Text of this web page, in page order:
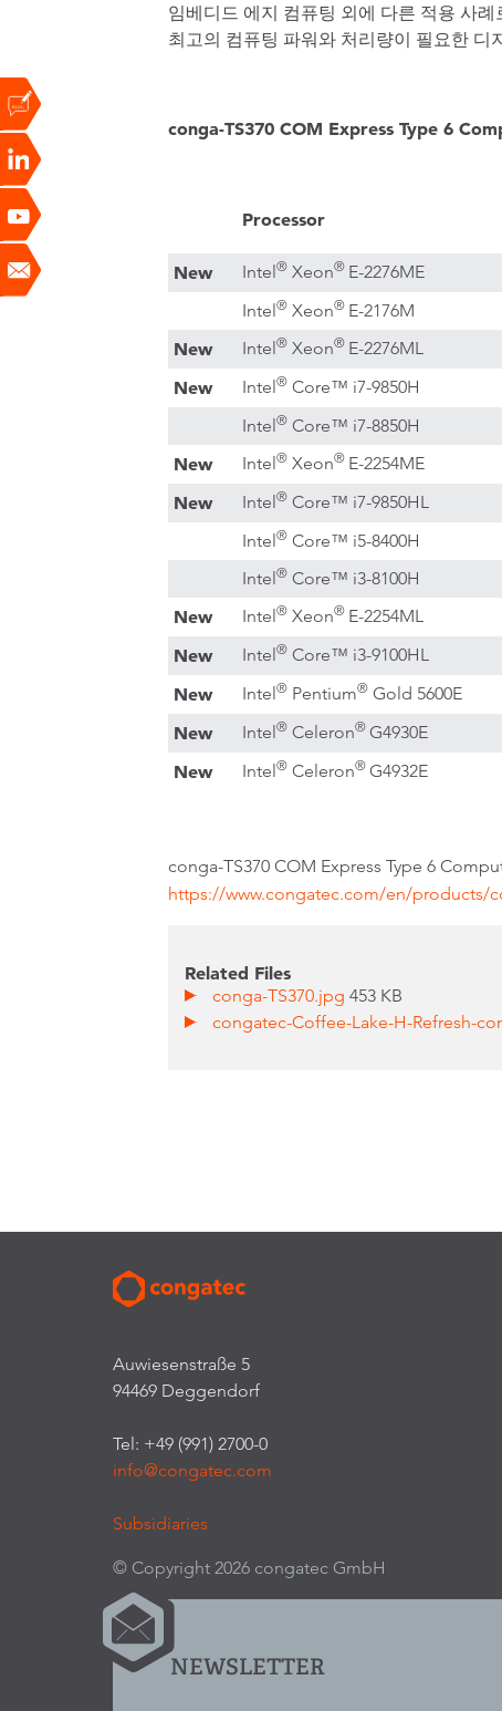
임베디드 에지 컴퓨팅 외에 다른 적용 사
최고의 컴퓨팅 파워와 처리량이 필요한 디
conga-TS370 COM Express Type 6
Processor
New Intel® Xeon® E-2276ME
Intel® Xeon® E-2176M
New Intel® Xeon® E-2276ML
New Intel® Core™ i7-9850H
Intel® Core™ i7-8850H
New Intel® Xeon® E-2254ME
New Intel® Core™ i7-9850HL
Intel® Core™ i5-8400H
Intel® Core™ i3-8100H
New Intel® Xeon® E-2254ML
New Intel® Core™ i3-9100HL
New Intel® Pentium® Gold 5600E
New Intel® Celeron® G4930E
New Intel® Celeron® G4932E
conga-TS370 COM Express Type 6
https://www.congatec.com/en/products/
Related Files
conga-TS370.jpg453 KB
congatec-Coffee-Lake-H-Refresh-
Auwiesenstraße 5
94469 Deggendorf
Tel: +49 (991) 2700-0
info@congatec.com
Subsidiaries
© Copyright 2026 congatec GmbH
NEWSLETTER